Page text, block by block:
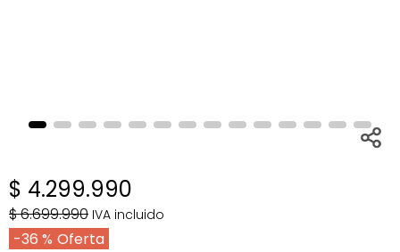
$ 4.299.990
$6.699.990 IVA incluido
36 %